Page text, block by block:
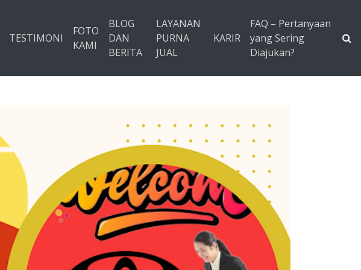
TESTIMONI
FOTO
KAMI
BLOG
DAN
BERITA
LAYANAN
PURNA
JUAL
KARIR
FAQ – Pertanyaan
yang Sering
Diajukan?